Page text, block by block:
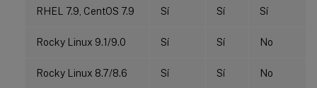
RHEL 7.9, CentOS 7.9 Sí Sí Sí
Rocky Linux 9.1/9.0 Sí Sí No
Rocky Linux 8.7/8.6 Sí Sí No